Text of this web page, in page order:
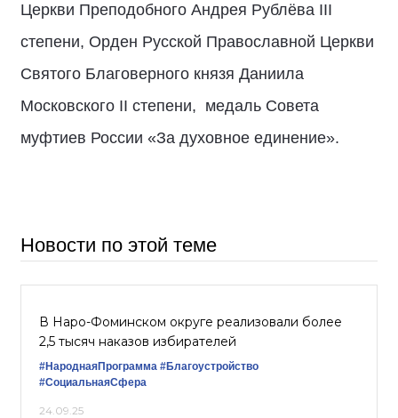
Церкви Преподобного Андрея Рублёва III
степени, Орден Русской Православной Церкви
Святого Благоверного князя Даниила
Московского II степени, медаль Совета
муфтиев России «За духовное единение».
Новости по этой теме
В Наро-Фоминском округе реализовали более
2,5 тысяч наказов избирателей
#НароднаяПрограмма #Благоустройство
#СоциальнаяСфера
24.09.25